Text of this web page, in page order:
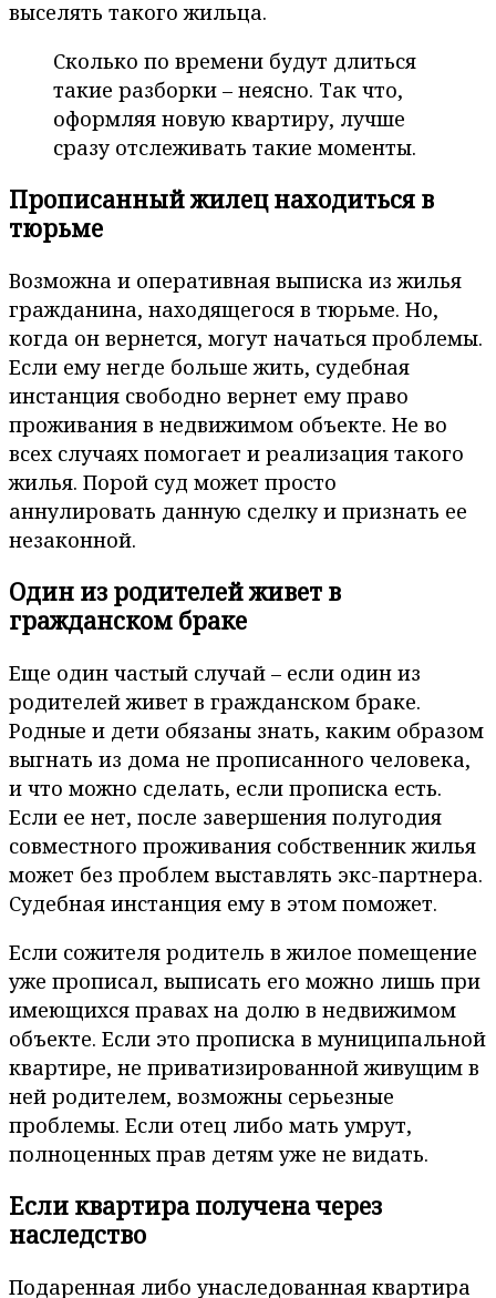
выселять такого жильца.
Сколько по времени будут длиться
такие разборки – неясно. Так что,
оформляя новую квартиру, лучше
сразу отслеживать такие моменты.
Прописанный жилец находиться в
тюрьме
Возможна и оперативная выписка из жилья
гражданина, находящегося в тюрьме. Но,
когда он вернется, могут начаться проблемы.
Если ему негде больше жить, судебная
инстанция свободно вернет ему право
проживания в недвижимом объекте. Не во
всех случаях помогает и реализация такого
жилья. Порой суд может просто
аннулировать данную сделку и признать ее
незаконной.
Один из родителей живет в
гражданском браке
Еще один частый случай – если один из
родителей живет в гражданском браке.
Родные и дети обязаны знать, каким образом
выгнать из дома не прописанного человека,
и что можно сделать, если прописка есть.
Если ее нет, после завершения полугодия
совместного проживания собственник жилья
может без проблем выставлять экс-партнера.
Судебная инстанция ему в этом поможет.
Если сожителя родитель в жилое помещение
уже прописал, выписать его можно лишь при
имеющихся правах на долю в недвижимом
объекте. Если это прописка в муниципальной
квартире, не приватизированной живущим в
ней родителем, возможны серьезные
проблемы. Если отец либо мать умрут,
полноценных прав детям уже не видать.
Если квартира получена через
наследство
Подаренная либо унаследованная квартира